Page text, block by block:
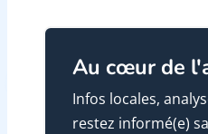
Au cœur de
Infos locales,
restez informé(e)